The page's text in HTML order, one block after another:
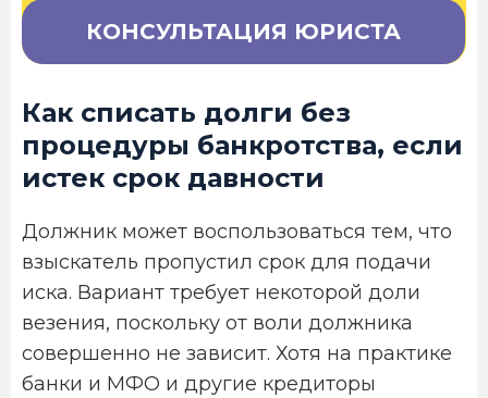
КОНСУЛЬТАЦИЯ ЮРИСТА
Как списать долги без
процедуры банкротства, если
истек срок давности
Должник может воспользоваться тем, что
взыскатель пропустил срок для подачи
иска. Вариант требует некоторой доли
везения, поскольку от воли должника
совершенно не зависит. Хотя на практике
банки и МФО и другие кредиторы